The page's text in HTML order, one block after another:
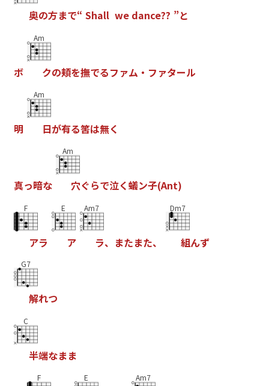
奥の方まで“ Shall we dance?? ”と
ボ
Am
クの頬を撫でるフ ァム ・ フ ァタール
明
Am
日が有る筈は無く
真っ暗な
Am
穴ぐらで泣く蟻ン子(Ant)
F
アラ
E
ア
Am7
ラ、 またまた、
Dm7
組んず
G7
解れつ
C
半端なまま
F E Am7